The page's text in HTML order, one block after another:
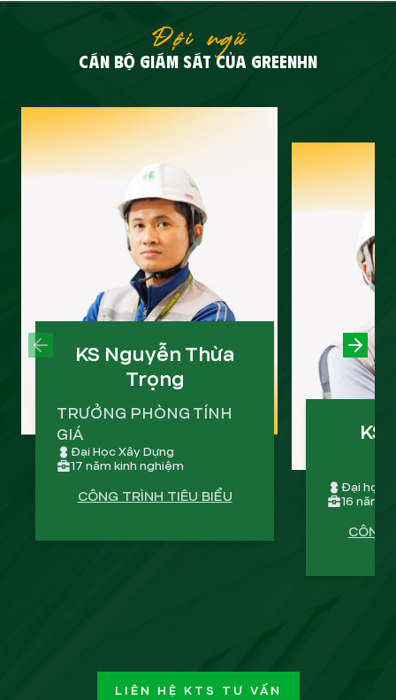
Đội ngũ
CÁN BỘ GIÁM SÁT CỦA GREENHN
KS Nguyễn Thừa
Trọng
TRƯỞNG PHÒNG TÍNH
GIÁ
Đại Học Xây Dựng
17 năm kinh nghiệm
CÔNG TRÌNH TIÊU BIỂU
KS
Đại học
16 năm
CÔNG
PREVIOUS SLIDE
LIÊN HỆ KTS TƯ VẤN